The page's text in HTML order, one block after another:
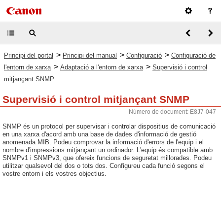
Principi del portal > Principi del manual > Configuració > Configuració de
l'entorn de xarxa > Adaptació a l'entorn de xarxa > Supervisió i control
mitjançant SNMP
Supervisió i control mitjançant SNMP
Número de document: E8J7-047
SNMP és un protocol per supervisar i controlar dispositius de comunicació
en una xarxa d'acord amb una base de dades d'informació de gestió
anomenada MIB. Podeu comprovar la informació d'errors de l'equip i el
nombre d'impressions mitjançant un ordinador. L'equip és compatible amb
SNMPv1 i SNMPv3, que ofereix funcions de seguretat millorades. Podeu
utilitzar qualsevol del dos o tots dos. Configureu cada funció segons el
vostre entorn i els vostres objectius.